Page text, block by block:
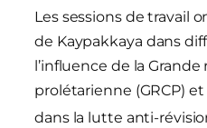
Les sessions de travail
de Kaypakkaya dans
l’influence de la
prolétarienne (GRCP)
dans la lutte anti-